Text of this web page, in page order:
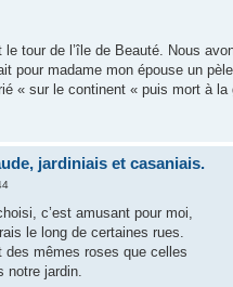
tour de l’île de Beauté. Nous
pour madame mon épouse un
« sur le continent « puis mort à la
jardiniais et casaniais.
c’est amusant pour moi,
le long de certaines rues.
des mêmes roses que celles
notre jardin.